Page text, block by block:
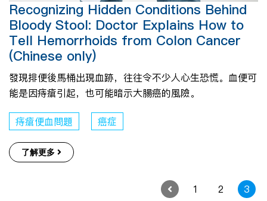
Recognizing Hidden Conditions Behind
Bloody Stool: Doctor Explains How to
Tell Hemorrhoids from Colon Cancer
(Chinese only)
發現排便後馬桶出現血跡，往往令不少人心生恐慌。血便可
能是因痔瘡引起，也可能暗示大腸癌的風險。
痔瘡便血問題 癌症
了解更多
1 2 3